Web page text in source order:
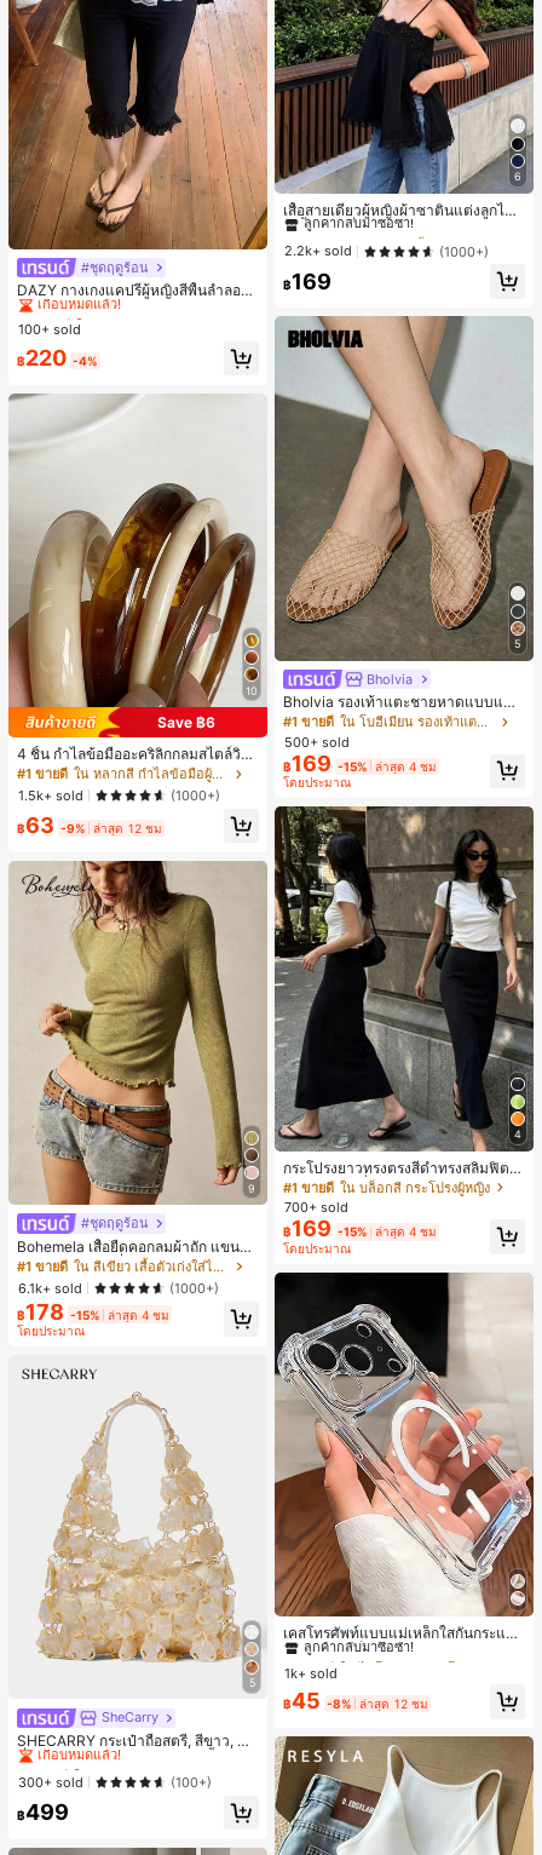
#ชุดฤดูร้อน
DAZY กางเกงแคปรีผู้หญิงสีพื้นลำลองช
ายระบายฤดูร้อน
#4 ขายดี
เกือบหมดแล้ว!
#4 ขายดี
เกือบหมดแล้ว!
#4 ขายดี
เกือบหมดแล้ว!
#4 ขายดี
ใน K-J Trend Picks กางเกงผู้หญิง
100+ sold
฿220 -4%
10
Save ฿6
4 ชิ้น กำไลข้อมืออะคริลิกกลมสไตล์วินเ
ทจหรูหราสำหรับผู้หญิง, ดีไซน์เรียบง่าย
ทันสมัย, เหมาะสำหรับสวมใส่ในชีวิตปร
ะจำวันและโอกาสต่างๆ, ของขวัญสำหรั
บเธอ
#1 ขายดี
ใน หลากสี กำไลข้อมือผู้หญิง
1.5k+ sold
(1000+)
฿63 -9% ล่าสุด 12 ชม
9
#ชุดฤดูร้อน
Bohemela เสื้อยืดคอกลมผ้าถัก แขนยา
ว สีเรียบ ใช้งานทั่วไป สำหรับผู้หญิง
#1 ขายดี
ใน สีเขียว เสื้อตัวเก่งใส่ได้ทุกวัน
6.1k+ sold
(1000+)
฿178 -15%
ล่าสุด 4 ชม
โดยประมาณ
5
SheCarry
SHECARRY กระเป๋าถือสตรี, สีขาว, แฟ
ชั่น, สง่างาม, วันหยุด, งานปาร์ตี้
#1 ขายดี
เกือบหมดแล้ว!
#1 ขายดี
เกือบหมดแล้ว!
#1 ขายดี
เกือบหมดแล้ว!
#1 ขายดี
ใน บรรยากาศฤดูร้อน กระเป๋าหูหิ้วด้านบนผู้หญิง
เกือบหมดแล้ว!
300+ sold (100+)
฿499
6
เสื้อสายเดี่ยวผู้หญิงผ้าซาตินแต่งลูกไม้
- เสื้อสายเดี่ยวฤดูร้อนสีขากีมีรอยผ่าด้า
นข้างที่น่าดึงดูด ลำลองสีดำ สำหรับเธอ
#1 ขายดี
ใน ชายหาด เสื้อกล้ามผู้หญิง & Camis
ลูกค้ากลับมาซื้อซ้ำ!
#1 ขายดี
ลูกค้ากลับมาซื้อซ้ำ!
#1 ขายดี
ลูกค้ากลับมาซื้อซ้ำ!
#1 ขายดี
ใน ชายหาด เสื้อกล้ามผู้หญิง & Camis
ลูกค้ากลับมาซื้อซ้ำ!
2.2k+ sold (1000+)
฿169
5
Bholvia
Bholvia รองเท้าแตะชายหาดแบบแบน
สบาย ๆ ลายฉลุมาใหม่สำหรับผู้หญิง
#1 ขายดี
ใน โบฮีเมียน รองเท้าแตะผู้หญิง
500+ sold
฿169 -15%
ล่าสุด 4 ชม
โดยประมาณ
4
กระโปรงยาวทรงตรงสีดำทรงสลิมฟิต,
กระโปรงแฟชั่นผู้หญิงโพลีเอสเตอร์แบบ
สบายๆสำหรับงานปาร์ตี้, อเนกประสงค์
และน่ารัก, เหมาะสำหรับสวมใส่ประจำ
วัน, วันหยุดฤดูร้อน. เหมาะสำหรับชาย
หาด, เทศกาลดนตรี และวันหยุดฤดูร้อ
น, ยุค 90
#1 ขายดี ใน บล็อกสี กระโปรงผู้หญิง
700+ sold
฿169 -15%
ล่าสุด 4 ชม
โดยประมาณ
เคสโทรศัพท์แบบแม่เหล็กใสกันกระแทก
ดูดติดแม่เหล็ก รองรับ IPhone 17 Pro
Max/17 Pro/17 Air/17/16 Pro Max/16
Pro/16 Plus/16 E/16/15 Pro Max/15
Pro/15 Plus/15/14 Pro Max/14 Pro/1
4 Plus/14/13 Pro Max/13/13 Pro/13
Mini/12 Pro Max/12/12 Pro/12 Mini/
11/11 Pro/11 Pro Max/Xs/X/Xr/Xs M
ax/7 Plus/8 Plus/7g/8g มุมกันกระแท
ก เหมาะเป็นของขวัญวันเกิดช่วงฤดูใบไ
ม้ผลิ สำหรับวัยเรียนและวัยทำงาน
#1 ขายดี
ใน ไอโฟน XR เคสโทรศัพท์แบบพื้นฐาน
ลูกค้ากลับมาซื้อซ้ำ!
#1 ขายดี
ลูกค้ากลับมาซื้อซ้ำ!
#1 ขายดี
ลูกค้ากลับมาซื้อซ้ำ!
#1 ขายดี
ใน ไอโฟน XR เคสโทรศัพท์แบบพื้นฐาน
1k+ sold
฿45 -8% ล่าสุด 12 ชม